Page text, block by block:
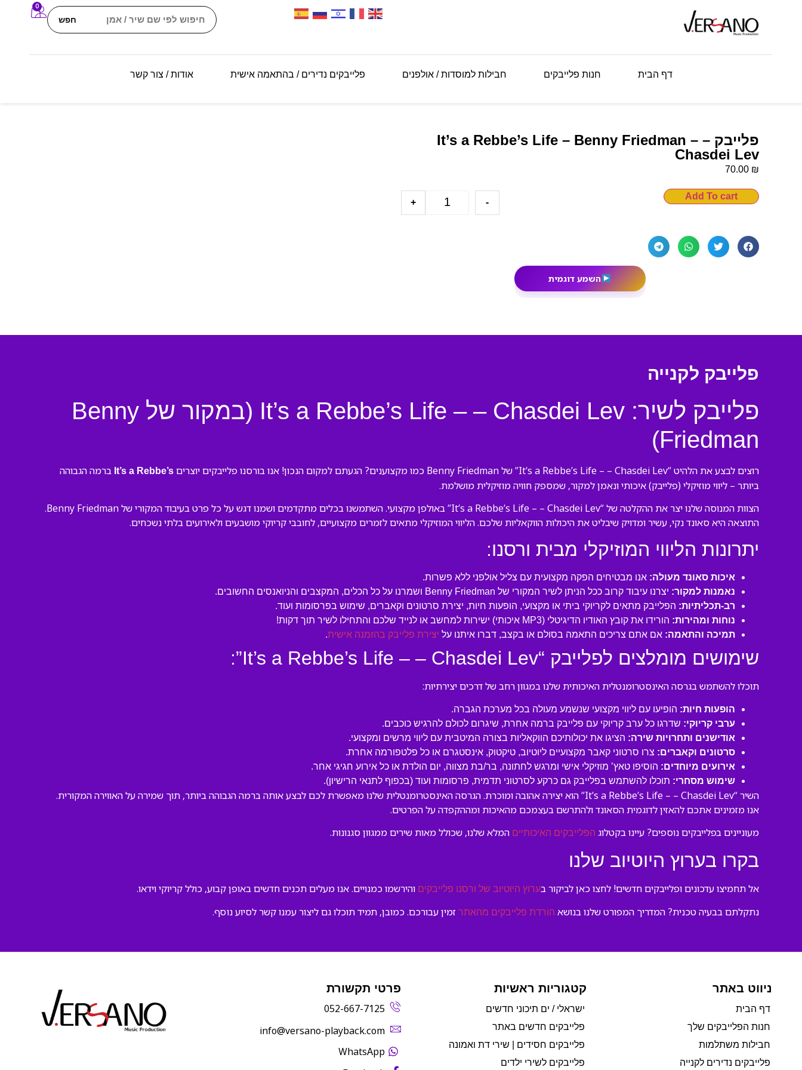
חפש
0
דף הבית חנות פלייבקים חבילות למוסדות / אולפנים פלייבקים נדירים / בהתאמה אישית אודות / צור קשר
פלייבק – It’s a Rebbe’s Life – Benny Friedman –
Chasdei Lev
70.00 ₪
-
+
Add To cart
השמע דוגמית
פלייבק לקנייה
פלייבק לשיר: It’s a Rebbe’s Life – – Chasdei Lev (במקור של Benny
Friedman)
רוצים לבצע את הלהיט “It’s a Rebbe’s Life – – Chasdei Lev” של Benny Friedman כמו מקצוענים? הגעתם למקום הנכון! אנו בורסנו פלייבקים יוצרים It’s a Rebbe’s ברמה הגבוהה
ביותר – ליווי מוזיקלי (פלייבק) איכותי ונאמן למקור, שמספק חוויה מוזיקלית מושלמת.
הצוות המנוסה שלנו יצר את ההקלטה של “It’s a Rebbe’s Life – – Chasdei Lev” באולפן מקצועי. השתמשנו בכלים מתקדמים ושמנו דגש על כל פרט בעיבוד המקורי של Benny Friedman.
התוצאה היא סאונד נקי, עשיר ומדויק שיבליט את היכולות הווקאליות שלכם. הליווי המוזיקלי מתאים לזמרים מקצועיים, לחובבי קריוקי מושבעים ולאירועים בלתי נשכחים.
יתרונות הליווי המוזיקלי מבית ורסנו:
איכות סאונד מעולה: אנו מבטיחים הפקה מקצועית עם צליל אולפני ללא פשרות.
נאמנות למקור: יצרנו עיבוד קרוב ככל הניתן לשיר המקורי של Benny Friedman ושמרנו על כל הכלים, המקצבים והניואנסים החשובים.
רב-תכליתיות: הפלייבק מתאים לקריוקי ביתי או מקצועי, הופעות חיות, יצירת סרטונים וקאברים, שימוש בפרסומות ועוד.
נוחות ומהירות: הורידו את קובץ האודיו הדיגיטלי (MP3 איכותי) ישירות למחשב או לנייד שלכם והתחילו לשיר תוך דקות!
תמיכה והתאמה: אם אתם צריכים התאמה בסולם או בקצב, דברו איתנו על יצירת פלייבק בהזמנה אישית.
שימושים מומלצים לפלייבק “It’s a Rebbe’s Life – – Chasdei Lev”:
תוכלו להשתמש בגרסה האינסטרומנטלית האיכותית שלנו במגוון רחב של דרכים יצירתיות:
הופעות חיות: הופיעו עם ליווי מקצועי שנשמע מעולה בכל מערכת הגברה.
ערבי קריוקי: שדרגו כל ערב קריוקי עם פלייבק ברמה אחרת, שיגרום לכולם להרגיש כוכבים.
אודישנים ותחרויות שירה: הציגו את יכולותיכם הווקאליות בצורה המיטבית עם ליווי מרשים ומקצועי.
סרטונים וקאברים: צרו סרטוני קאבר מקצועיים ליוטיוב, טיקטוק, אינסטגרם או כל פלטפורמה אחרת.
אירועים מיוחדים: הוסיפו טאץ’ מוזיקלי אישי ומרגש לחתונה, בר/בת מצווה, יום הולדת או כל אירוע חגיגי אחר.
שימוש מסחרי: תוכלו להשתמש בפלייבק גם כרקע לסרטוני תדמית, פרסומות ועוד (בכפוף לתנאי הרישיון).
השיר “It’s a Rebbe’s Life – – Chasdei Lev” הוא יצירה אהובה ומוכרת. הגרסה האינסטרומנטלית שלנו מאפשרת לכם לבצע אותה ברמה הגבוהה ביותר, תוך שמירה על האווירה המקורית.
אנו מזמינים אתכם להאזין לדוגמית הסאונד ולהתרשם בעצמכם מהאיכות ומההקפדה על הפרטים.
מעוניינים בפלייבקים נוספים? עיינו בקטלוג הפלייבקים האיכותיים המלא שלנו, שכולל מאות שירים ממגוון סגנונות.
בקרו בערוץ היוטיוב שלנו
אל תחמיצו עדכונים ופלייבקים חדשים! לחצו כאן לביקור בערוץ היוטיוב של ורסנו פלייבקים והירשמו כמנויים. אנו מעלים תכנים חדשים באופן קבוע, כולל קריוקי וידאו.
נתקלתם בבעיה טכנית? המדריך המפורט שלנו בנושא הורדת פלייבקים מהאתר זמין עבורכם. כמובן, תמיד תוכלו גם ליצור עמנו קשר לסיוע נוסף.
ניווט באתר
דף הבית
חנות הפלייבקים שלך
חבילות משתלמות
פלייבקים נדירים לקנייה
קטגוריות ראשיות
ישראלי / ים תיכוני חדשים
פלייבקים חדשים באתר
פלייבקים חסידים | שירי דת ואמונה
פלייבקים לשירי ילדים
פרטי תקשורת
052-667-7125
‫info@versano-playback.com‬
WhatsApp